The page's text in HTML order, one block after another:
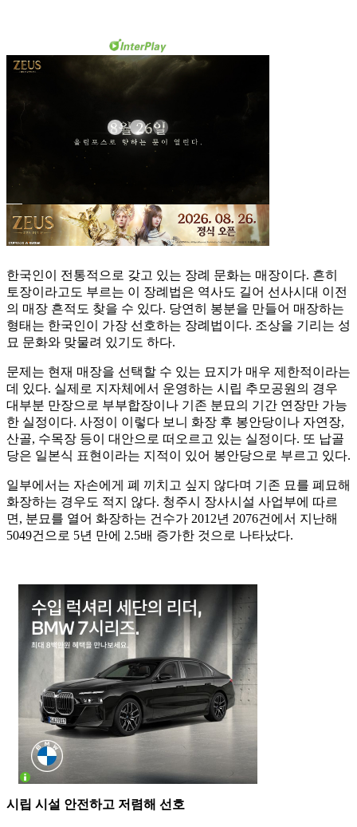
한국인이 전통적으로 갖고 있는 장례 문화는 매장이다. 흔히
토장이라고도 부르는 이 장례법은 역사도 길어 선사시대 이전
의 매장 흔적도 찾을 수 있다. 당연히 봉분을 만들어 매장하는
형태는 한국인이 가장 선호하는 장례법이다. 조상을 기리는 성
묘 문화와 맞물려 있기도 하다.
문제는 현재 매장을 선택할 수 있는 묘지가 매우 제한적이라는
데 있다. 실제로 지자체에서 운영하는 시립 추모공원의 경우
대부분 만장으로 부부합장이나 기존 분묘의 기간 연장만 가능
한 실정이다. 사정이 이렇다 보니 화장 후 봉안당이나 자연장,
산골, 수목장 등이 대안으로 떠오르고 있는 실정이다. 또 납골
당은 일본식 표현이라는 지적이 있어 봉안당으로 부르고 있다.
일부에서는 자손에게 폐 끼치고 싶지 않다며 기존 묘를 폐묘해
화장하는 경우도 적지 않다. 청주시 장사시설 사업부에 따르
면, 분묘를 열어 화장하는 건수가 2012년 2076건에서 지난해
5049건으로 5년 만에 2.5배 증가한 것으로 나타났다.
시립 시설 안전하고 저렴해 선호